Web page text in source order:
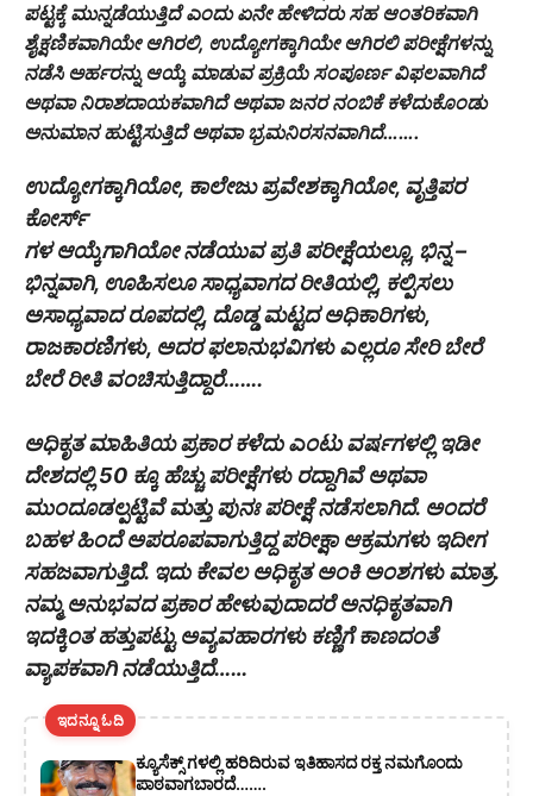
ಪಟ್ಟಕ್ಕೆ ಮುನ್ನಡೆಯುತ್ತಿದೆ ಎಂದು ಏನೇ ಹೇಳಿದರು ಸಹ ಆಂತರಿಕವಾಗಿ
ಶೈಕ್ಷಣಿಕವಾಗಿಯೇ ಆಗಿರಲಿ, ಉದ್ಯೋಗಕ್ಕಾಗಿಯೇ ಆಗಿರಲಿ ಪರೀಕ್ಷೆಗಳನ್ನು
ನಡೆಸಿ ಅರ್ಹರನ್ನು ಆಯ್ಕೆ ಮಾಡುವ ಪ್ರಕ್ರಿಯೆ ಸಂಪೂರ್ಣ ವಿಫಲವಾಗಿದೆ
ಅಥವಾ ನಿರಾಶದಾಯಕವಾಗಿದೆ ಅಥವಾ ಜನರ ನಂಬಿಕೆ ಕಳೆದುಕೊಂಡು
ಅನುಮಾನ ಹುಟ್ಟಿಸುತ್ತಿದೆ ಅಥವಾ ಭ್ರಮನಿರಸನವಾಗಿದೆ…….
ಉದ್ಯೋಗಕ್ಕಾಗಿಯೋ, ಕಾಲೇಜು ಪ್ರವೇಶಕ್ಕಾಗಿಯೋ, ವೃತ್ತಿಪರ
ಕೋರ್ಸ್
ಗಳ ಆಯ್ಕೆಗಾಗಿಯೋ ನಡೆಯುವ ಪ್ರತಿ ಪರೀಕ್ಷೆಯಲ್ಲೂ, ಭಿನ್ನ –
ಭಿನ್ನವಾಗಿ, ಊಹಿಸಲೂ ಸಾಧ್ಯವಾಗದ ರೀತಿಯಲ್ಲಿ, ಕಲ್ಪಿಸಲು
ಅಸಾಧ್ಯವಾದ ರೂಪದಲ್ಲಿ, ದೊಡ್ಡ ಮಟ್ಟದ ಅಧಿಕಾರಿಗಳು,
ರಾಜಕಾರಣಿಗಳು, ಅದರ ಫಲಾನುಭವಿಗಳು ಎಲ್ಲರೂ ಸೇರಿ ಬೇರೆ
ಬೇರೆ ರೀತಿ ವಂಚಿಸುತ್ತಿದ್ದಾರೆ…….
ಅಧಿಕೃತ ಮಾಹಿತಿಯ ಪ್ರಕಾರ ಕಳೆದು ಎಂಟು ವರ್ಷಗಳಲ್ಲಿ ಇಡೀ
ದೇಶದಲ್ಲಿ 50 ಕ್ಕೂ ಹೆಚ್ಚು ಪರೀಕ್ಷೆಗಳು ರದ್ದಾಗಿವೆ ಅಥವಾ
ಮುಂದೂಡಲ್ಪಟ್ಟಿವೆ ಮತ್ತು ಪುನಃ ಪರೀಕ್ಷೆ ನಡೆಸಲಾಗಿದೆ. ಅಂದರೆ
ಬಹಳ ಹಿಂದೆ ಅಪರೂಪವಾಗುತ್ತಿದ್ದ ಪರೀಕ್ಷಾ ಆಕ್ರಮಗಳು ಇದೀಗ
ಸಹಜವಾಗುತ್ತಿದೆ. ಇದು ಕೇವಲ ಅಧಿಕೃತ ಅಂಕಿ ಅಂಶಗಳು ಮಾತ್ರ.
ನಮ್ಮ ಅನುಭವದ ಪ್ರಕಾರ ಹೇಳುವುದಾದರೆ ಅನಧಿಕೃತವಾಗಿ
ಇದಕ್ಕಿಂತ ಹತ್ತುಪಟ್ಟು ಅವ್ಯವಹಾರಗಳು ಕಣ್ಣಿಗೆ ಕಾಣದಂತೆ
ವ್ಯಾಪಕವಾಗಿ ನಡೆಯುತ್ತಿದೆ……
ಇದನ್ನೂ ಓದಿ
ಕ್ಯೂಸೆಕ್ಸ್ ಗಳಲ್ಲಿ ಹರಿದಿರುವ ಇತಿಹಾಸದ ರಕ್ತ ನಮಗೊಂದು
ಪಾಠವಾಗಬಾರದೆ…….